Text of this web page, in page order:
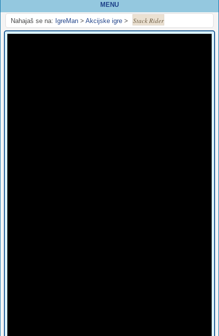
MENU
Nahajaš se na: IgreMan > Akcijske igre > Stack Rider